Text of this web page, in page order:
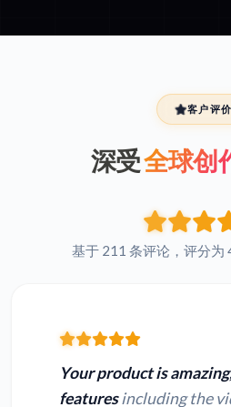
客户评价
深受全球创
基于 211 条评论，评分为
Your product is
featuresincluding the